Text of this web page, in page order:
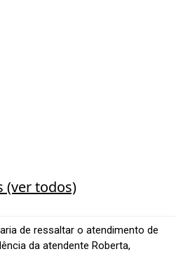
(ver todos)
de ressaltar o atendimento de
da atendente Roberta,